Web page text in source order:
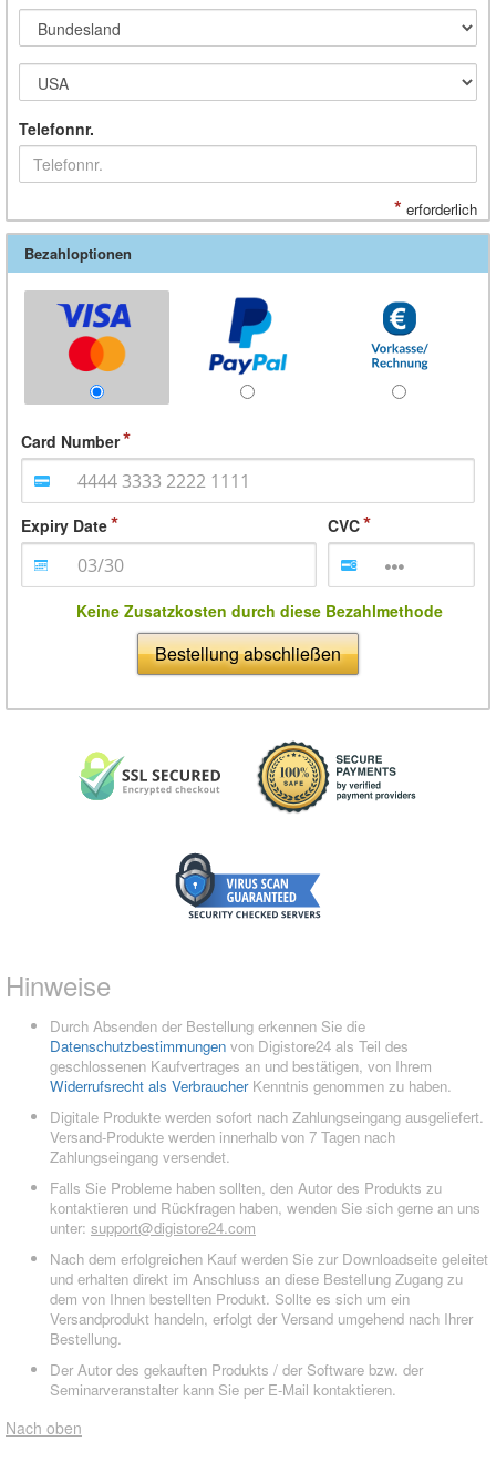
Telefonnr.
* erforderlich
Bezahloptionen
Card Number
Expiry Date CVC
Keine Zusatzkosten durch diese Bezahlmethode
Bestellung abschließen
Hinweise
Durch Absenden der Bestellung erkennen Sie die
Datenschutzbestimmungen von Digistore24 als Teil des
geschlossenen Kaufvertrages an und bestätigen, von Ihrem
Widerrufsrecht als VerbraucherKenntnis genommen zu haben.
Digitale Produkte werden sofort nach Zahlungseingang ausgeliefert.
Versand-Produkte werden innerhalb von 7 Tagen nach
Zahlungseingang versendet.
Falls Sie Probleme haben sollten, den Autor des Produkts zu
kontaktieren und Rückfragen haben, wenden Sie sich gerne an uns
unter: support@digistore24.com
Nach dem erfolgreichen Kauf werden Sie zur Downloadseite geleitet
und erhalten direkt im Anschluss an diese Bestellung Zugang zu
dem von Ihnen bestellten Produkt. Sollte es sich um ein
Versandprodukt handeln, erfolgt der Versand umgehend nach Ihrer
Bestellung.
Der Autor des gekauften Produkts / der Software bzw. der
Seminarveranstalter kann Sie per E-Mail kontaktieren.
Nach oben